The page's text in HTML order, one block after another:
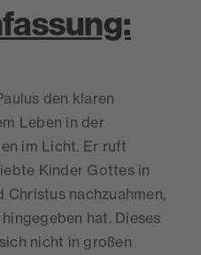
den klaren
Leben in der
im Licht. Er ruft
Kinder Gottes in
Christus nachzuahmen,
hat. Dieses
nicht in großen